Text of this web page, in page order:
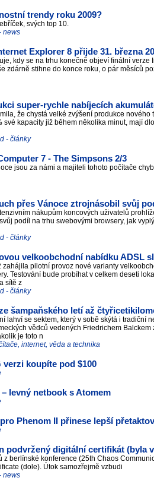
trendy roku 2009?
svých top 10.
news
Explorer 8 přijde 31. března
kdy se na trhu konečně objeví finální verze
zdárně stihne do konce roku, o pár měsíců
super-rychle nabíjecích
že chystá velké zvýšení produkce nového
své kapacity již během několika minut, mají
- články
7 - The Simpsons 2/3
jsou za námi a majiteli tohoto počítače
přes Vánoce ztrojnásobil svůj
nákupům koncových uživatelů
podíl na trhu swebovými browsery, jak
- články
velkoobchodní nabídku ADSL
zahájila pilotní provoz nové varianty
Testování bude probíhat v celkem deseti
sítě z
- články
šampaňského letí až
lahví se sektem, který v sobě skýtá i tradiční
vědců vedených Friedrichem
je toto n
internet, věda a technika
verzi koupíte pod $100
levný netbook s Atomem
Phenom II přinese lepší
podvržený digitální certifikát (byla
z berlínské konference (25th Chaos
(dole). Útok samozřejmě vzbudi
news